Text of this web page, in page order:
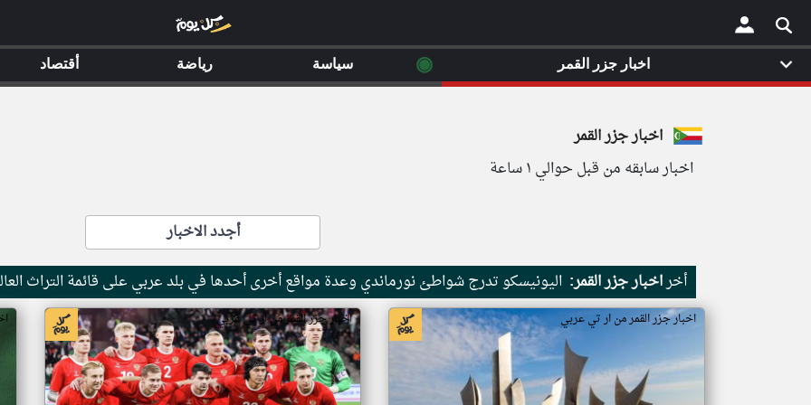
×
اخبار جزر القمر
اخبار سابقه من قبل حوالي ١ ساعة
أجدد الاخبار
أخراخبار جزر القمر: اليونيسكو تدرج شواطئ نورماندي وعدة مواقع أخرى أحدها في بلد عربي على قائمة التراث
اخبار جزر القمر من ار تي عربي اخبار جزر القمر من ار تي عربي
اخبار جزر القمر ◉ سياسة رياضة أقتصاد